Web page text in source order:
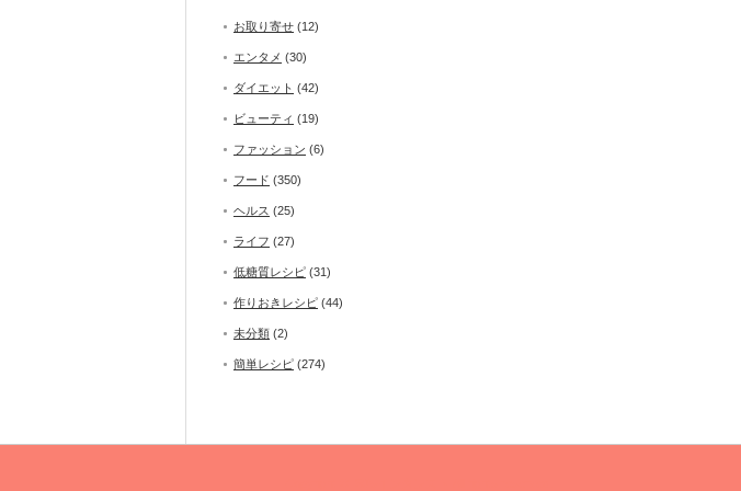
お取り寄せ (12)
エンタメ (30)
ダイエット (42)
ビューティ (19)
ファッション (6)
フード (350)
ヘルス (25)
ライフ (27)
低糖質レシピ (31)
作りおきレシピ (44)
未分類 (2)
簡単レシピ (274)